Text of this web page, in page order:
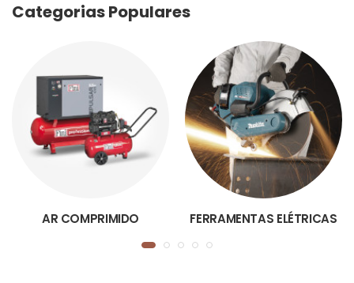
Categorias Populares
AR COMPRIMIDO FERRAMENTAS ELÉTRICAS